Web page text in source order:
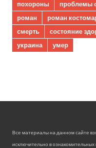
похороны
проблемы
роман
роман
смерть
состояние
украина
умер
Все материалы на данном сайте
исключительно в